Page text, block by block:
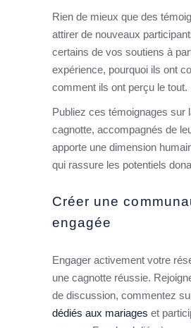
Rien de mieux que des
attirer de nouveaux
certains de vos soutiens à
expérience, pourquoi ils ont
comment ils ont perçu le tout.
Publiez ces témoignages sur
cagnotte, accompagnés de
apporte une dimension
qui rassure les potentiels
Créer une
engagée
Engager activement votre
une cagnotte réussie.
de discussion, commentez
dédiés aux mariages et